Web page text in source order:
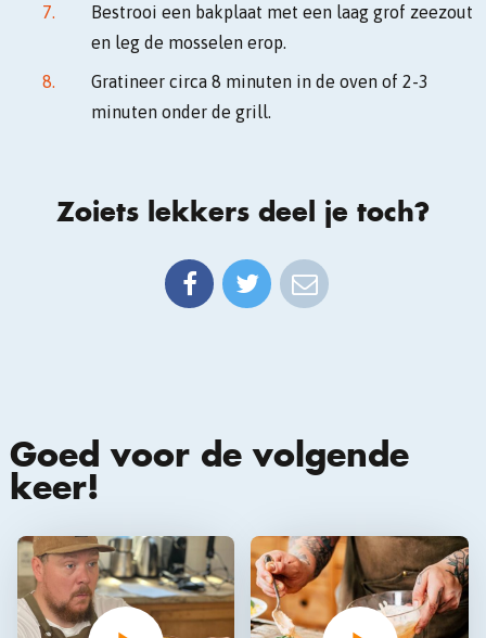
Bestrooi een bakplaat met een laag grof zeezout
en leg de mosselen erop.
Gratineer circa 8 minuten in de oven of 2-3
minuten onder de grill.
Zoiets lekkers deel je toch?
Goed voor de volgende
keer!